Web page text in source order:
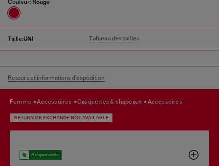
Couleur: Rouge
Taille:UNI Tableau des tailles
Retours et informations d'expédition
femme accessoires casquettes & chapeaux accessoires
RETURN OR EXCHANGE NOT AVAILABLE
Responsible